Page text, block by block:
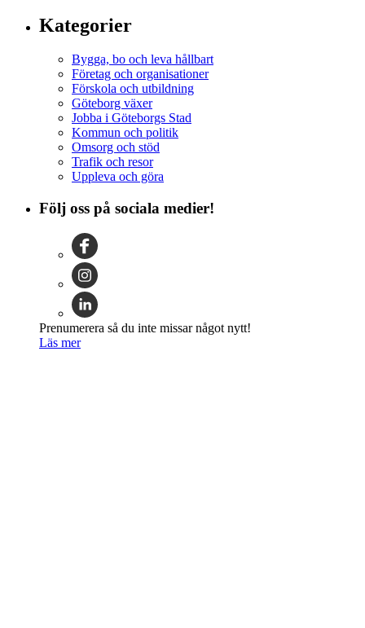
Kategorier
Bygga, bo och leva hållbart
Företag och organisationer
Förskola och utbildning
Göteborg växer
Jobba i Göteborgs Stad
Kommun och politik
Omsorg och stöd
Trafik och resor
Uppleva och göra
Följ oss på sociala medier!
Prenumerera så du inte missar något nytt!
Läs mer